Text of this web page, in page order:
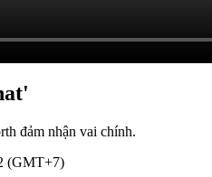
đảm nhận vai chính.
(GMT+7)